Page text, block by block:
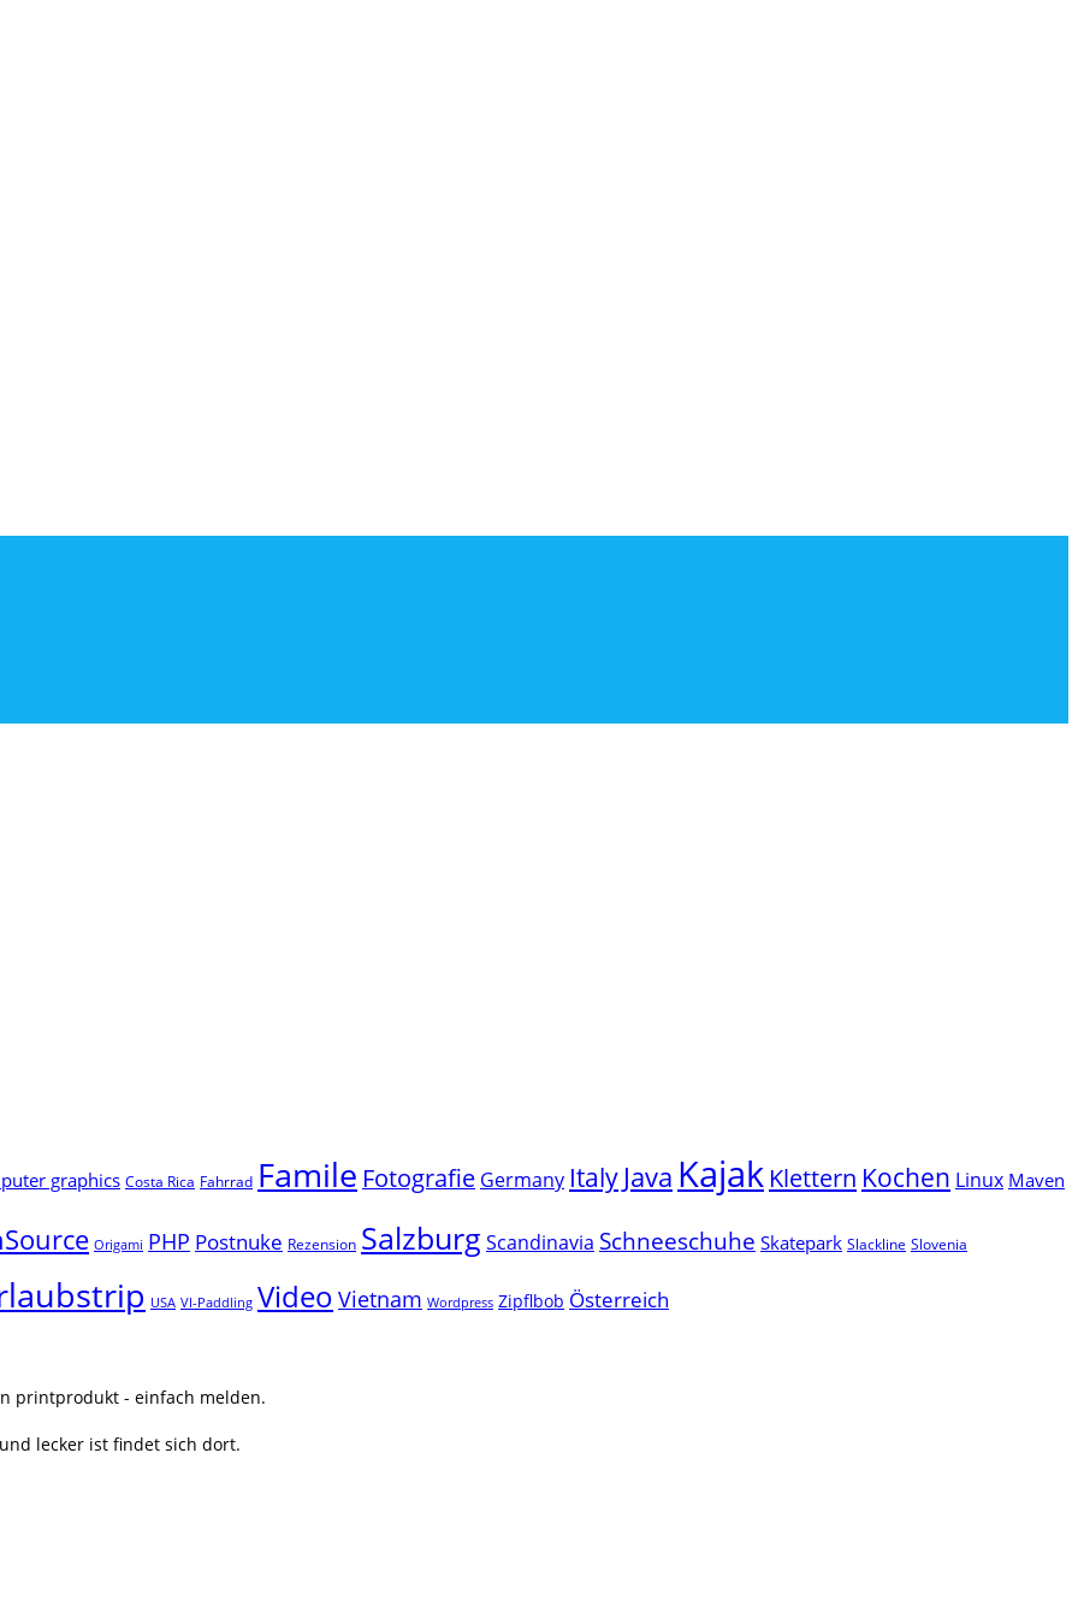
graphics Costa Rica Fahrrad Famile Fotografie Germany Italy Java Kajak Klettern Kochen Linux Maven
Origami PHP Postnuke Rezension SalzburgScandinavia Schneeschuhe Skatepark Slackline Slovenia
USA VI-Paddling Video Vietnam Wordpress Zipflbob Österreich
printprodukt - einfach melden.
lecker ist findet sich dort.